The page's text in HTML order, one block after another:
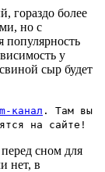
гораздо более
но с
популярность
у
сыр будет
канал . Там вы
на сайте!
сном для
нет, в